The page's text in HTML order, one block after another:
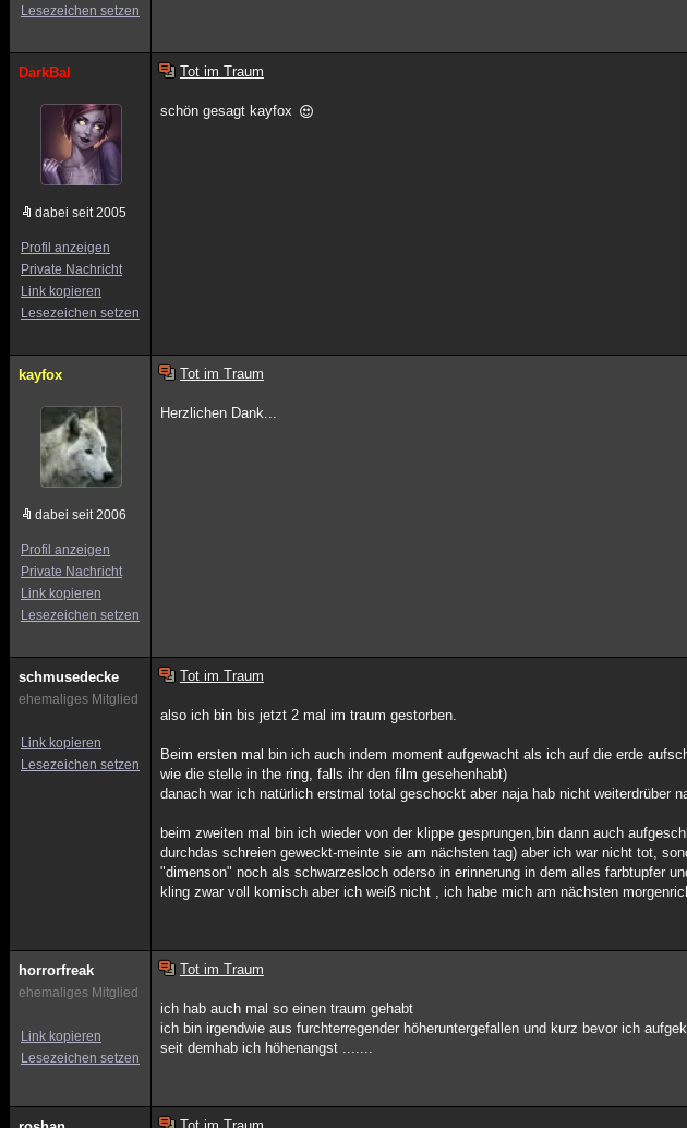
Lesezeichen setzen
DarkBal
dabei seit 2005
Profil anzeigen
Private Nachricht
Link kopieren
Lesezeichen setzen
Tot im Traum
schön gesagt kayfox
kayfox
dabei seit 2006
Profil anzeigen
Private Nachricht
Link kopieren
Lesezeichen setzen
Tot im Traum
Herzlichen Dank...
schmusedecke
ehemaliges Mitglied
Link kopieren
Lesezeichen setzen
Tot im Traum
also ich bin bis jetzt 2 mal im traum gestorben.
Beim ersten mal bin ich auch indem moment aufgewacht als ich auf die erde
wie die stelle in the ring, falls ihr den film gesehenhabt)
danach war ich natürlich erstmal total geschockt aber naja hab nicht weiterdrüber
beim zweiten mal bin ich wieder von der klippe gesprungen,bin dann auch
durchdas schreien geweckt-meinte sie am nächsten tag) aber ich war nicht tot,
"dimenson" noch als schwarzesloch oderso in erinnerung in dem alles farbtupfer
kling zwar voll komisch aber ich weiß nicht , ich habe mich am nächsten
horrorfreak
ehemaliges Mitglied
Link kopieren
Lesezeichen setzen
Tot im Traum
ich hab auch mal so einen traum gehabt
ich bin irgendwie aus furchterregender höheruntergefallen und kurz bevor ich
seit demhab ich höhenangst .......